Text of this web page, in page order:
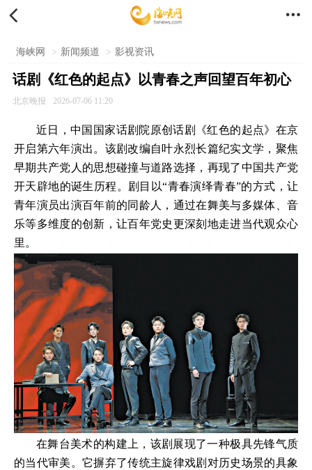
 
海峡网 > 新闻频道 > 影视资讯
话剧《红色的起点》以青春之声回望百年初心
北京晚报 2026-07-06 11:20
近日，中国国家话剧院原创话剧《红色的起点》在京
开启第六年演出。该剧改编自叶永烈长篇纪实文学，聚焦
早期共产党人的思想碰撞与道路选择，再现了中国共产党
开天辟地的诞生历程。剧目以“青春演绎青春”的方式，让
青年演员出演百年前的同龄人，通过在舞美与多媒体、音
乐等多维度的创新，让百年党史更深刻地走进当代观众心
里。
在舞台美术的构建上，该剧展现了一种极具先锋气质
的当代审美。它摒弃了传统主旋律戏剧对历史场景的具象